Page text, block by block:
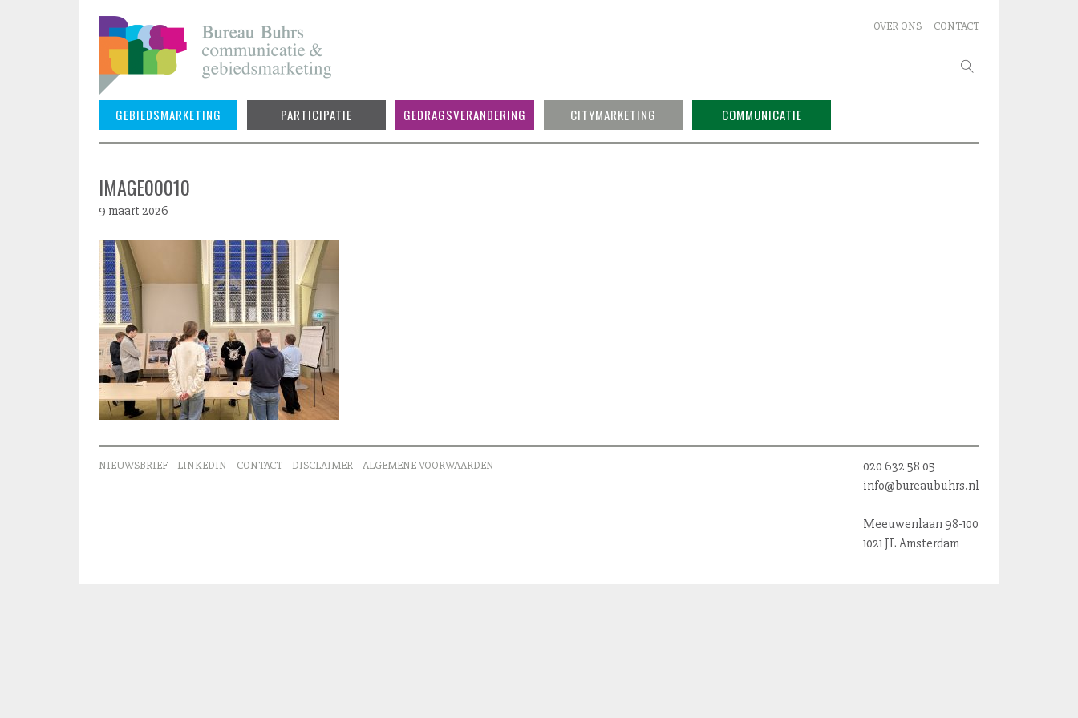
Skip
to
content
OVER ONS CONTACT
GEBIEDSMARKETING PARTICIPATIE GEDRAGSVERANDERING CITYMARKETING COMMUNICATIE
IMAGE00010
9 maart 2026
020 632 58 05
info@bureaubuhrs.nl
Meeuwenlaan 98-100
1021 JL Amsterdam
NIEUWSBRIEF LINKEDIN CONTACT DISCLAIMER ALGEMENE VOORWAARDEN